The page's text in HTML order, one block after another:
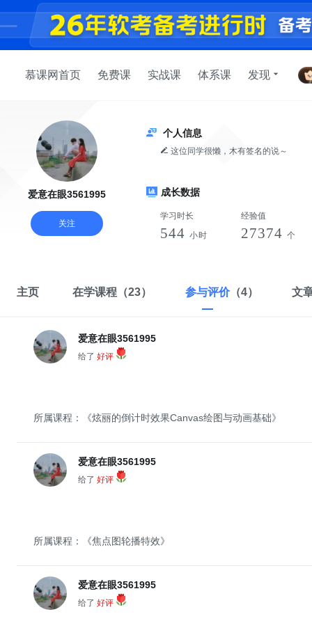
慕课网首页 免费课 实战课 体系课 发现
爱意在眼3561995
关注
个人信息
这位同学很懒，木有签名的说～
成长数据
学习时长
544 小时
经验值
27374 个
主页 在学课程 （23） 参与评价（4） 文
爱意在眼3561995
给了 好评
所属课程：《炫丽的倒计时效果Canvas绘图与动画基础》
爱意在眼3561995
给了 好评
所属课程：《焦点图轮播特效》
爱意在眼3561995
给了 好评